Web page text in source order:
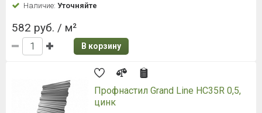
Наличие: Уточняйте
582 руб. / м²
В корзину
Профнастил Grand Line HC35R 0,5,
цинк